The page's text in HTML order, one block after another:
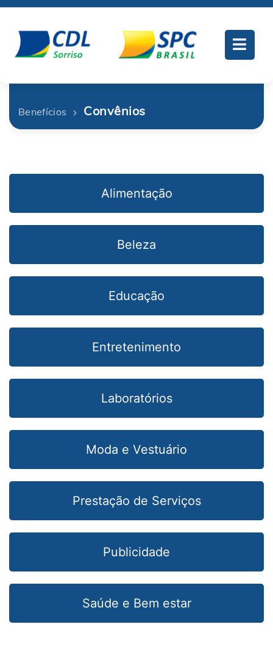
Benefícios Convênios
Alimentação
Beleza
Educação
Entretenimento
Laboratórios
Moda e Vestuário
Prestação de Serviços
Publicidade
Saúde e Bem estar